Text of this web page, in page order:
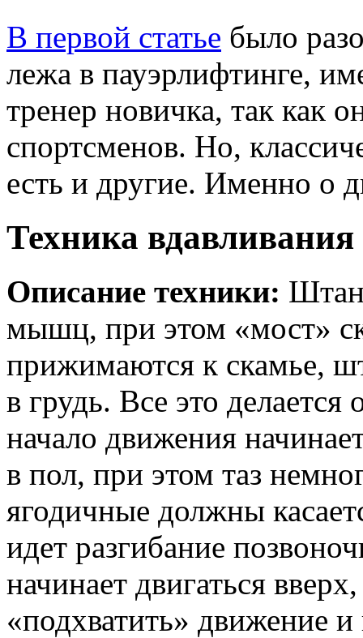
В первой статье было
лежа в пауэрлифтинге,
тренер новичка, так как
спортсменов. Но,
есть и другие. Именно о
Техника
Описание техники:
мышц, при этом «мост»
прижимаются к скамье,
в грудь. Все это делается
начало движения
в пол, при этом таз
ягодичные должны
идет разгибание
начинает двигаться
«подхватить» движение